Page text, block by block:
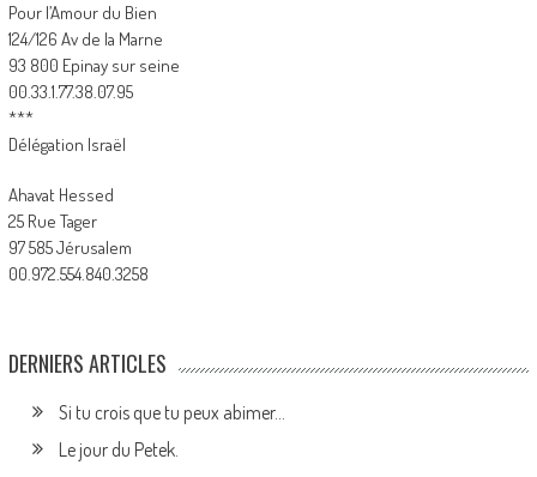
Pour l’Amour du Bien
124/126 Av de la Marne
93 800 Epinay sur seine
00.33.1.77.38.07.95
***
Délégation Israël
Ahavat Hessed
25 Rue Tager
97 585 Jérusalem
00.972.554.840.3258
DERNIERS ARTICLES
Si tu crois que tu peux abimer…
Le jour du Petek.